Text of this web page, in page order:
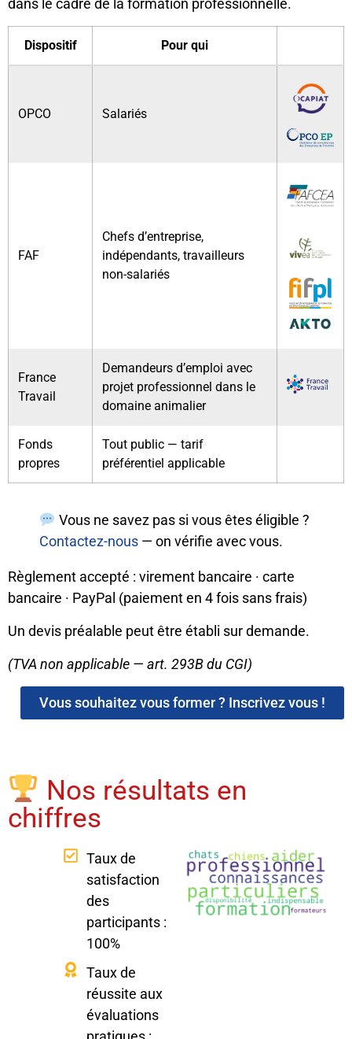
dans le cadre de la formation professionnelle.
Dispositif Pour qui
OPCO Salariés
FAF
Chefs d’entreprise,
indépendants, travailleurs
non-salariés
France
Travail
Demandeurs d’emploi avec
projet professionnel dans le
domaine animalier
Fonds
propres
Tout public — tarif
préférentiel applicable
Vous ne savez pas si vous êtes éligible ?
Contactez-nous — on vérifie avec vous.
Règlement accepté : virement bancaire · carte
bancaire · PayPal (paiement en 4 fois sans frais)
Un devis préalable peut être établi sur demande.
(TVA non applicable — art. 293B du CGI)
Vous souhaitez vous former ? Inscrivez vous !
Nos résultats en
chiffres
Taux de
satisfaction
des
participants :
100%
Taux de
réussite aux
évaluations